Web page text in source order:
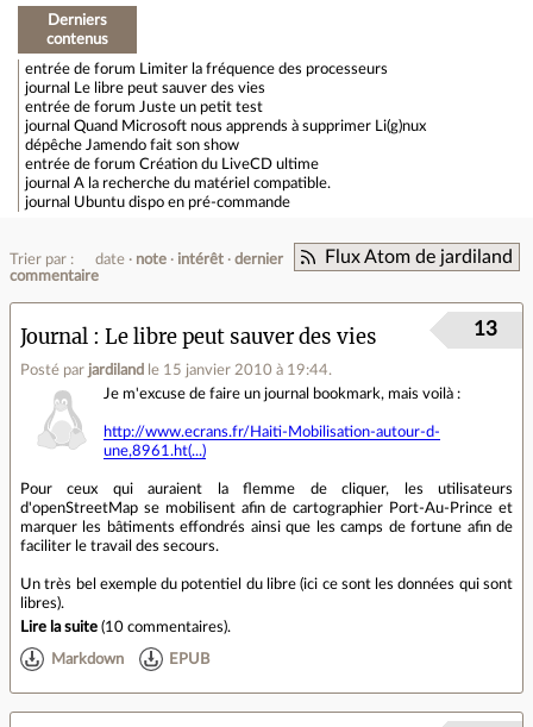
Derniers
contenus
entrée de forum
Limiter la fréquence des processeurs
journal
Le libre peut sauver des vies
entrée de forum Juste un petit test
journal Quand Microsoft nous apprends à supprimer Li(g)nux
dépêche Jamendo fait son show
entrée de forum Création du LiveCD ultime
journal A la recherche du matériel compatible.
journal Ubuntu dispo en pré-commande
Flux Atom de jardiland
Trier par : date note intérêt
dernier
commentaire
Journal Le libre peut sauver des vies
Posté par jardiland le 15 janvier 2010 à 19:44.
13
Je m'excuse de faire un journal bookmark, mais voilà :
http://www.ecrans.fr/Haiti-Mobilisation-autour-d-
une,8961.ht(...)
Pour ceux qui auraient la flemme de cliquer, les utilisateurs
d'openStreetMap se mobilisent afin de cartographier Port-Au-Prince et
marquer les bâtiments effondrés ainsi que les camps de fortune afin de
faciliter le travail des secours.
Un très bel exemple du potentiel du libre (ici ce sont les données qui sont
libres).
Lire la suite (10 commentaires).
Markdown EPUB